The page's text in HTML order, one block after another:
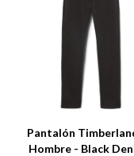
Pantalón
Hombre - Black